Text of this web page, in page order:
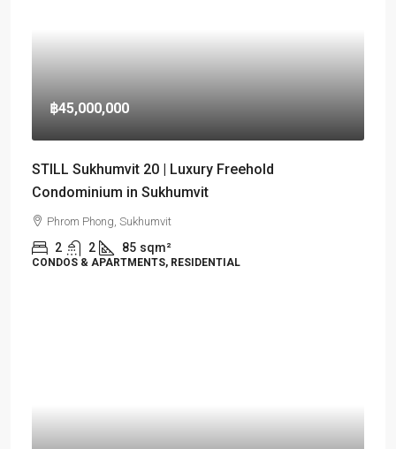
฿45,000,000
STILL Sukhumvit 20 | Luxury Freehold
Condominium in Sukhumvit
Phrom Phong, Sukhumvit
2 2 85 sqm²
CONDOS & APARTMENTS, RESIDENTIAL